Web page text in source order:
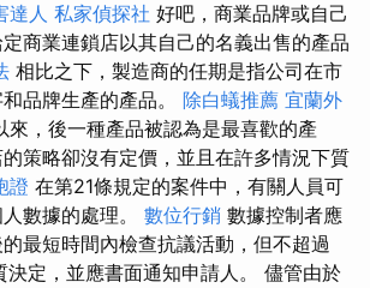
達人 私家偵探社 好吧，商業品牌或自己
商業連鎖店以其自己的名義出售的產品
相比之下，製造商的任期是指公司在市
品牌生產的產品。 除白蟻推薦 宜蘭外
來，後一種產品被認為是最喜歡的產
策略卻沒有定價，並且在許多情況下質
證 在第21條規定的案件中，有關人員可
數據的處理。 數位行銷 數據控制者應
最短時間內檢查抗議活動，但不超過
決定，並應書面通知申請人。 儘管由於